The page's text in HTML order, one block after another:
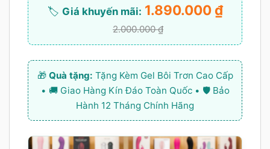
🏷️ Giá khuyến mãi: 1.890.000 ₫
2.000.000 ₫
🎁 Quà tặng: Tặng Kèm Gel Bôi Trơn Cao Cấp
• 🚚 Giao Hàng Kín Đáo Toàn Quốc • 🛡️ Bảo
Hành 12 Tháng Chính Hãng